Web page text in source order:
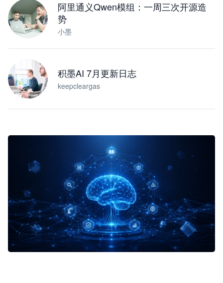
阿里通义Qwen模组：一周三次开源造
势
小墨
积墨AI 7月更新日志
keepcleargas